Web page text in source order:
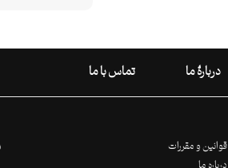
دربارۀ ما تماس با ما
قوانین و مقررات